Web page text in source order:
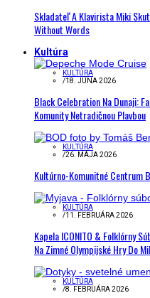
Skladateľ A Klavirista Miki
Without Words
Kultúra
KULTÚRA
/18. JÚNA 2026
Black Celebration Na Dunaji:
Komunity Netradičnou Plavbou
KULTÚRA
/26. MÁJA 2026
Kultúrno-Komunitné Centrum
KULTÚRA
/11. FEBRUÁRA 2026
Kapela ICONITO & Folklórny
Na Zimné Olympijské Hry Do
KULTÚRA
/8. FEBRUÁRA 2026